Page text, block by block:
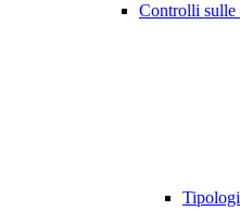
Controlli sulle